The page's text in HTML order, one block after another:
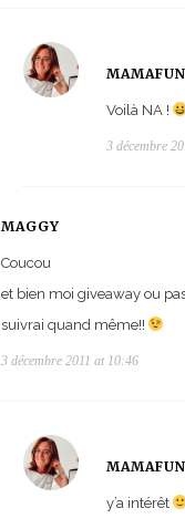
Voilà NA !
3 décembre
MAGGY
Coucou
et bien moi giveaway ou
suivrai quand même!!
3 décembre 2011 at 10:46
y’a intérêt